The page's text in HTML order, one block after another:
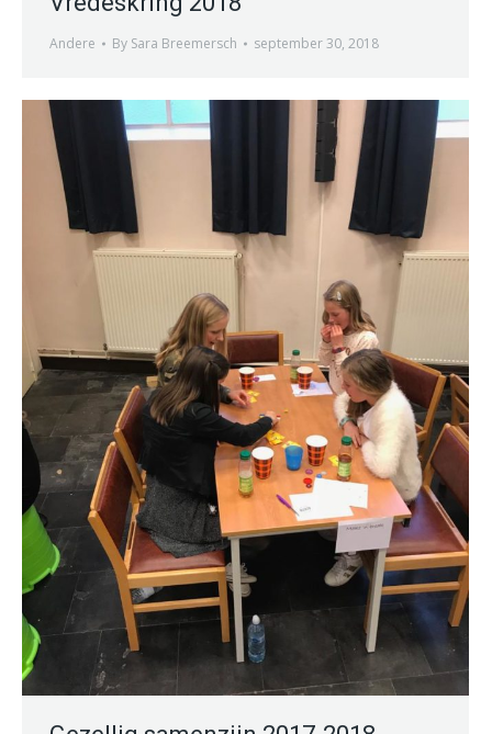
Andere By Sara Breemersch september 30, 2018